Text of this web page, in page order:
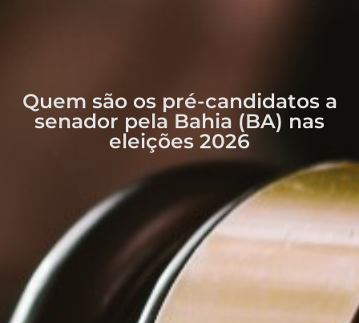
Quem são os pré-candidatos a
senador pela Bahia (BA) nas
eleições 2026